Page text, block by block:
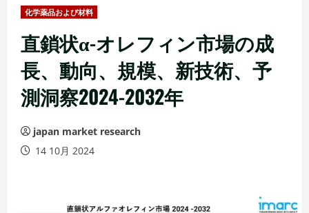
ー化学薬品および材料
直鎖状α-オレフィン市場の成
長、動向、規模、新技術、予
測洞察2024-2032年
japan market research
14 10月 2024